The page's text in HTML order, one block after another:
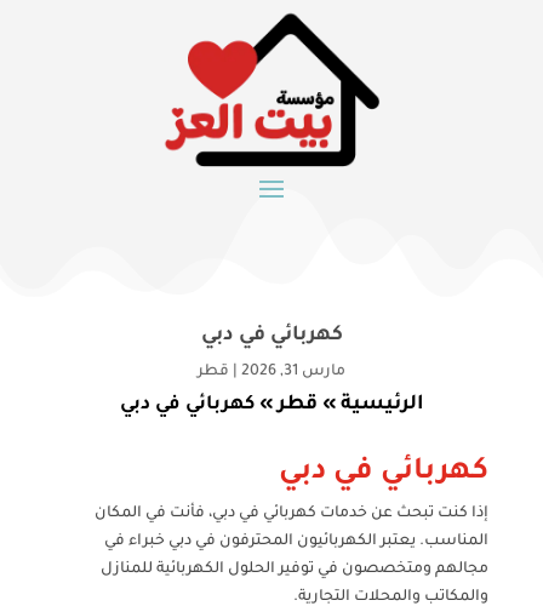
كهربائي في دبي
مارس 31, 2026 قطر
الرئيسية » قطر»كهربائي في دبي
كهربائي في دبي
إذا كنت تبحث عن خدمات كهربائي في دبي، فأنت في المكان
المناسب. يعتبر الكهربائيون المحترفون في دبي خبراء في
مجالهم ومتخصصون في توفير الحلول الكهربائية للمنازل
والمكاتب والمحلات التجارية.